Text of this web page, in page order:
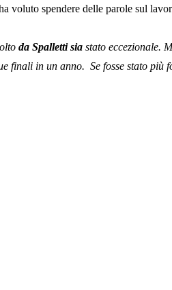
voluto spendere delle parole sul
da Spalletti sia stato eccezionale.
finali in un anno. Se fosse stato più